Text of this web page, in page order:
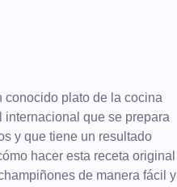
conocido plato de la cocina
internacional que se prepara
y que tiene un resultado
hacer esta receta original
de manera fácil y